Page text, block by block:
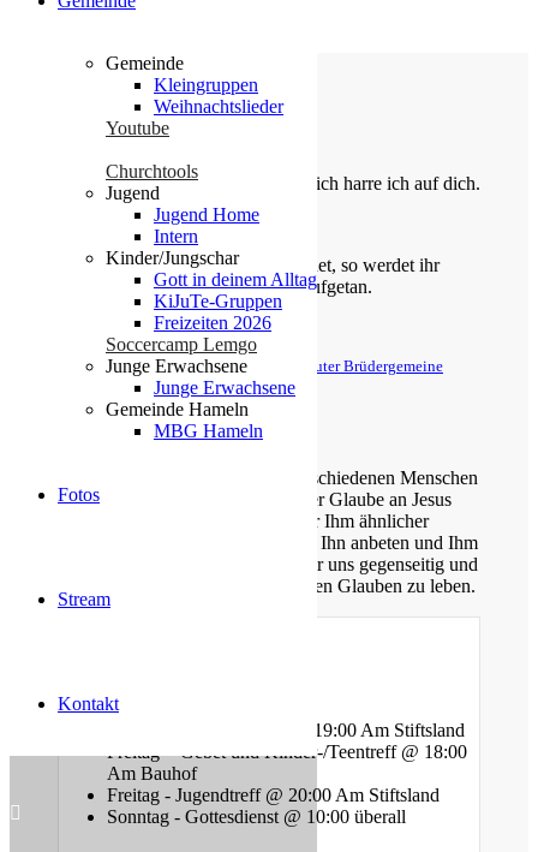
Gemeinde
Kleingruppen
Weihnachtslieder
Youtube
Churchtools
Jugend
Jugend Home
Intern
Kinder/Jungschar
Gott in deinem Alltag
KiJuTe-Gruppen
Freizeiten 2026
Soccercamp Lemgo
Junge Erwachsene
Junge Erwachsene
Gemeinde Hameln
MBG Hameln
Fotos
Stream
Kontakt
Die Losung von heute
Du bist der Gott, der mir hilft; täglich harre ich auf dich.
Psalm 25,5
Bittet, so wird euch gegeben; suchet, so werdet ihr
finden; klopfet an, so wird euch aufgetan.
Matthäus 7,7
© Evangelische Brüder-Unität – Herrnhuter Brüdergemeine
Weitere Informationen finden Sie hier
Unsere Gemeinde besteht aus verschiedenen Menschen
jeden Alters, die eins verbindet: der Glaube an Jesus
Christus. Gemeinsam möchten wir Ihm ähnlicher
werden, Sein Wort kennen lernen, Ihn anbeten und Ihm
nachfolgen. Dabei unterstützen wir uns gegenseitig und
ermutigen uns auch im Alltag diesen Glauben zu leben.
Mittwoch - Bibelstunde @ 19:00 Am Stiftsland
Freitag - Gebet und Kinder-/Teentreff @ 18:00
Am Bauhof
Freitag - Jugendtreff @ 20:00 Am Stiftsland
Sonntag - Gottesdienst @ 10:00 überall